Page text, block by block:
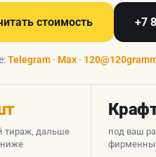
стоимость +7
Telegram · Max ·
дальше
ниже
под ваш